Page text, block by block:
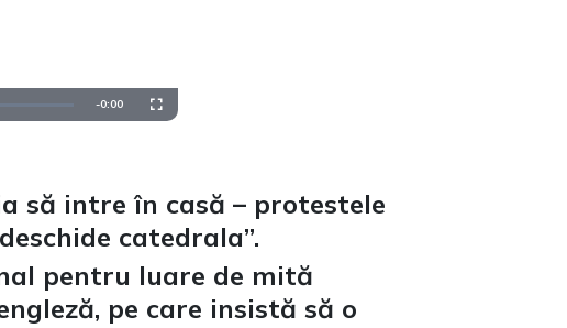
Remaining
-0:00 Fullscreen
să intre în casă – protestele
catedrala”.
pentru luare de mită
pe care insistă să o